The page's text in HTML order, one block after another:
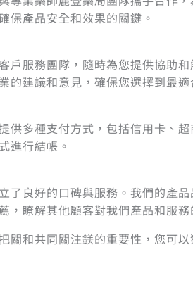
保產品安全和效果的關鍵。
戶服務團隊，隨時為您提供協助
的建議和意見，確保您選擇到最適
供多種支付方式，包括信用卡、
進行結帳。
了良好的口碑與服務。我們的產
，瞭解其他顧客對我們產品和服務
關和共同關注鎂的重要性，您可